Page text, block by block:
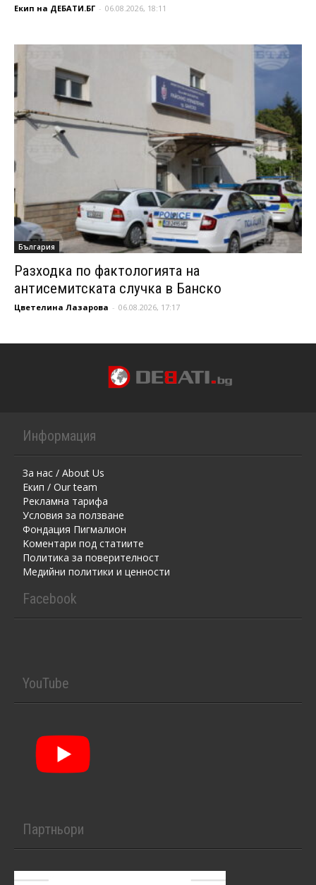
Екип на ДЕБАТИ.БГ - 06.08.2026, 18:11
България
Разходка по фактологията на
антисемитската случка в Банско
Цветелина Лазарова - 06.08.2026, 17:17
Информация
За нас / About Us
Екип / Our team
Рекламна тарифа
Условия за ползване
Фондация Пигмалион
Kоментaри под статиите
Политика за поверителност
Медийни политики и ценности
Facebook
YouTube
Партньори